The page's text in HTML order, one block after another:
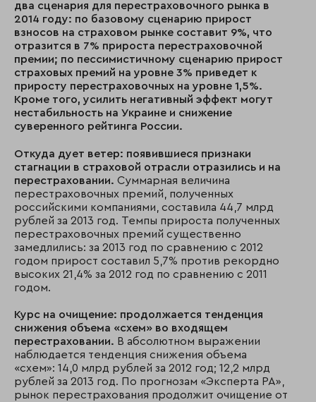
два сценария для перестраховочного рынка в
2014 году: по базовому сценарию прирост
взносов на страховом рынке составит 9%, что
отразится в 7% прироста перестраховочной
премии; по пессимистичному сценарию прирост
страховых премий на уровне 3% приведет к
приросту перестраховочных на уровне 1,5%.
Кроме того, усилить негативный эффект могут
нестабильность на Украине и снижение
суверенного рейтинга России.
Откуда дует ветер: появившиеся признаки
стагнации в страховой отрасли отразились и на
перестраховании. Суммарная величина
перестраховочных премий, полученных
российскими компаниями, составила 44,7 млрд
рублей за 2013 год. Темпы прироста полученных
перестраховочных премий существенно
замедлились: за 2013 год по сравнению с 2012
годом прирост составил 5,7% против рекордно
высоких 21,4% за 2012 год по сравнению с 2011
годом.
Курс на очищение: продолжается тенденция
снижения объема «схем» во входящем
перестраховании. В абсолютном выражении
наблюдается тенденция снижения объема
«схем»: 14,0 млрд рублей за 2012 год; 12,2 млрд
рублей за 2013 год. По прогнозам «Эксперта РА»,
рынок перестрахования продолжит очищение от